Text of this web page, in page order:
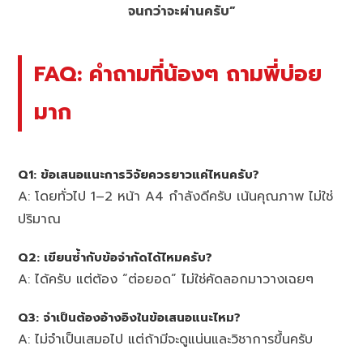
จนกว่าจะผ่านครับ”
FAQ: คำถามที่น้องๆ ถามพี่บ่อย
มาก
Q1: ข้อเสนอแนะการวิจัยควรยาวแค่ไหนครับ?
A: โดยทั่วไป 1–2 หน้า A4 กำลังดีครับ เน้นคุณภาพ ไม่ใช่
ปริมาณ
Q2: เขียนซ้ำกับข้อจำกัดได้ไหมครับ?
A: ได้ครับ แต่ต้อง “ต่อยอด” ไม่ใช่คัดลอกมาวางเฉยๆ
Q3: จำเป็นต้องอ้างอิงในข้อเสนอแนะไหม?
A: ไม่จำเป็นเสมอไป แต่ถ้ามีจะดูแน่นและวิชาการขึ้นครับ